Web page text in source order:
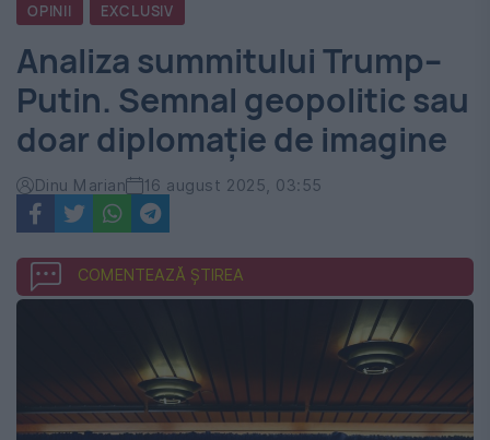
România
-
Evenimentul
Zilei
OPINII EXCLUSIV
Analiza summitului Trump–
Putin. Semnal geopolitic sau
doar diplomație de imagine
Dinu Marian 16 august 2025, 03:55
COMENTEAZĂ ȘTIREA